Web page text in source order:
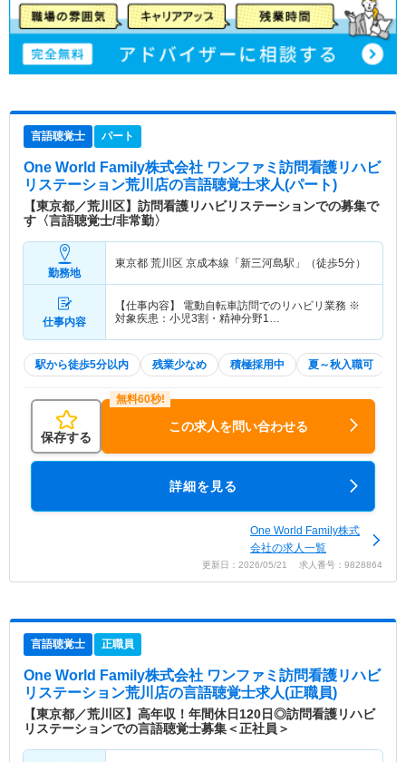
言語聴覚士 パート
One World Family株式会社 ワンファミ訪問看護リハビ
リステーション荒川店の言語聴覚士求人(パート)
【東京都／荒川区】訪問看護リハビリステーションでの募集で
す〈言語聴覚士/非常勤〉
勤務地
東京都 荒川区 京成本線「新三河島駅」（徒歩5分）
仕事内容
【仕事内容】 電動自転車訪問でのリハビリ業務 ※
対象疾患：小児3割・精神分野1…
駅から徒歩5分以内 残業少なめ 積極採用中 夏～秋入職可
保存する
この求人を問い合わせる
詳細を見る
One World Family株式
会社の求人一覧
更新日：2026/05/21 求人番号：9828864
言語聴覚士 正職員
One World Family株式会社 ワンファミ訪問看護リハビ
リステーション荒川店の言語聴覚士求人(正職員)
【東京都／荒川区】高年収！年間休日120日◎訪問看護リハビ
リステーションでの言語聴覚士募集＜正社員＞